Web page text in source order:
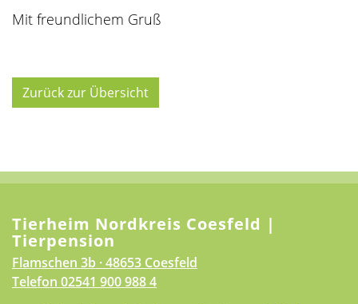
Mit freundlichem Gruß
Zurück zur Übersicht
Tierheim Nordkreis Coesfeld |
Tierpension
Flamschen 3b · 48653 Coesfeld
Telefon 02541 900 988 4